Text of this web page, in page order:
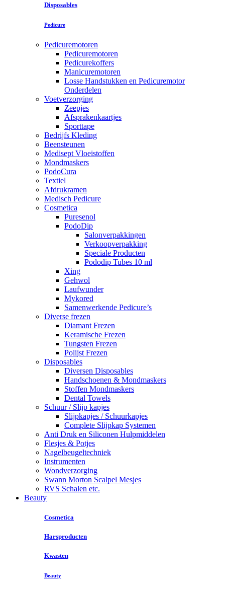
Disposables
Pedicure
Pedicuremotoren
Pedicuremotoren
Pedicurekoffers
Manicuremotoren
Losse Handstukken en Pedicuremotor
Onderdelen
Voetverzorging
Zeepjes
Afsprakenkaartjes
Sporttape
Bedrijfs Kleding
Beensteunen
Medisept Vloeistoffen
Mondmaskers
PodoCura
Textiel
Afdrukramen
Medisch Pedicure
Cosmetica
Puresenol
PodoDip
Salonverpakkingen
Verkoopverpakking
Speciale Producten
Pododip Tubes 10 ml
Xing
Gehwol
Laufwunder
Mykored
Samenwerkende Pedicure’s
Diverse frezen
Diamant Frezen
Keramische Frezen
Tungsten Frezen
Polijst Frezen
Disposables
Diversen Disposables
Handschoenen & Mondmaskers
Stoffen Mondmaskers
Dental Towels
Schuur / Slijp kapjes
Slijpkapjes / Schuurkapjes
Complete Slijpkap Systemen
Anti Druk en Siliconen Hulpmiddelen
Flesjes & Potjes
Nagelbeugeltechniek
Instrumenten
Wondverzorging
Swann Morton Scalpel Mesjes
RVS Schalen etc.
Beauty
Cosmetica
Harsproducten
Kwasten
Beauty